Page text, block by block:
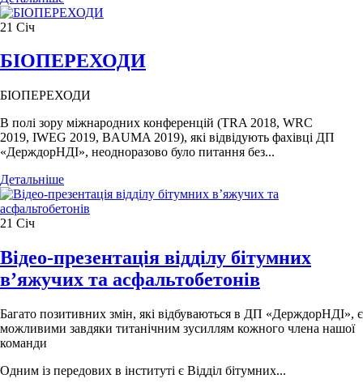
21 Січ
БІОПЕРЕХОДИ
БІОПЕРЕХОДИ
В полі зору міжнародних конференцій (TRA 2018, WRC
2019, IWEG 2019, BAUMA 2019), які відвідують фахівці ДП
«ДерждорНДІ», неодноразово було питання без...
Детальніше
21 Січ
Відео-презентація відділу бітумних
в’яжучих та асфальтобетонів
Багато позитивних змін, які відбуваються в ДП «ДерждорНДІ», є
можливими завдяки титанічним зусиллям кожного члена нашої
команди
Одним із передових в інституті є Відділ бітумних...